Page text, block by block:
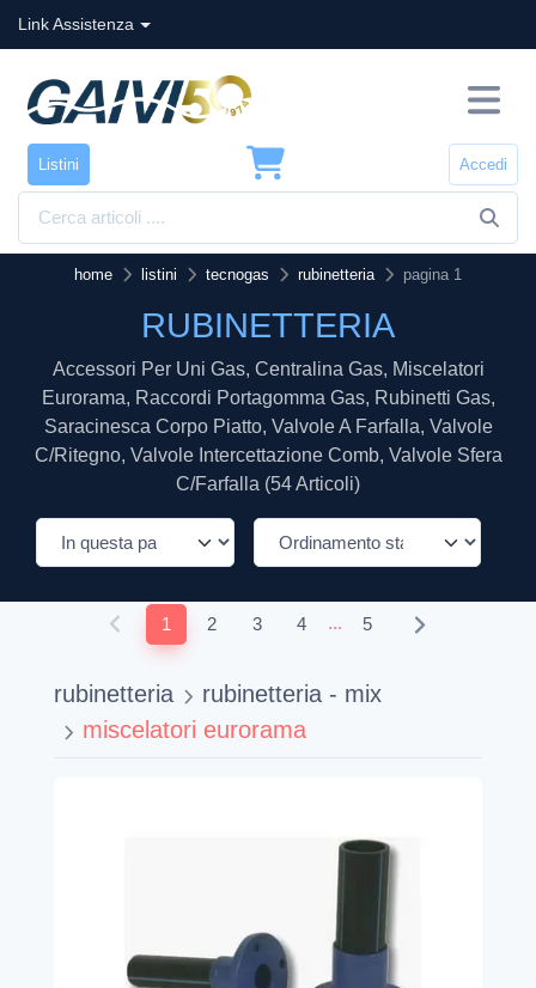
Link Assistenza
Listini Accedi
home listini tecnogas rubinetteria pagina 1
RUBINETTERIA
Accessori Per Uni Gas, Centralina Gas, Miscelatori
Eurorama, Raccordi Portagomma Gas, Rubinetti Gas,
Saracinesca Corpo Piatto, Valvole A Farfalla, Valvole
C/ritegno, Valvole Intercettazione Comb, Valvole Sfera
C/farfalla (54 Articoli)
1 2 3 4 ... 5
rubinetteria
rubinetteria - mix
miscelatori eurorama